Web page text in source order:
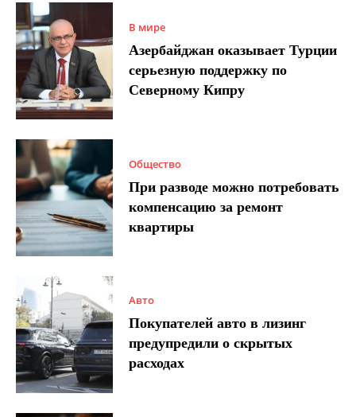
В мире
Азербайджан оказывает Турции
серьезную поддержку по
Северному Кипру
Общество
При разводе можно потребовать
компенсацию за ремонт
квартиры
Авто
Покупателей авто в лизинг
предупредили о скрытых
расходах